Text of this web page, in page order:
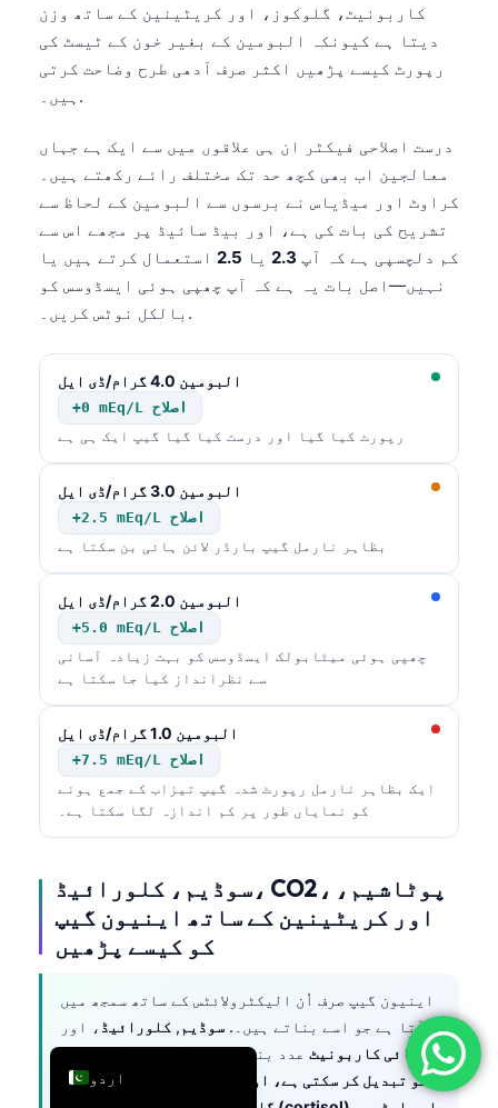
کاربونیٹ، گلوکوز، اور کریٹینین کے ساتھ وزن
دیتا ہے کیونکہ البومین کے بغیر خون کے ٹیسٹ کی
رپورٹ کیسے پڑھیں اکثر صرف آدھی طرح وضاحت کرتی
ہیں۔.
درست اصلاحی فیکٹر ان ہی علاقوں میں سے ایک ہے جہاں
معالجین اب بھی کچھ حد تک مختلف رائے رکھتے ہیں۔
کراوٹ اور میڈیاس نے برسوں سے البومین کے لحاظ سے
تشریح کی بات کی ہے، اور بیڈ سائیڈ پر مجھے اس سے
کم دلچسپی ہے کہ آپ 2.3 یا 2.5 استعمال کرتے ہیں یا
نہیں—اصل بات یہ ہے کہ آپ چھپی ہوئی ایسڈوسس کو
بالکل نوٹس کریں۔.
البومین 4.0 گرام/ڈی ایل
+0 mEq/L اصلاح
رپورٹ کیا گیا اور درست کیا گیا گیپ ایک ہی ہے
البومین 3.0 گرام/ڈی ایل
+2.5 mEq/L اصلاح
بظاہر نارمل گیپ بارڈر لائن ہائی بن سکتا ہے
البومین 2.0 گرام/ڈی ایل
+5.0 mEq/L اصلاح
چھپی ہوئی میٹابولک ایسڈوسس کو بہت زیادہ آسانی
سے نظرانداز کیا جا سکتا ہے
البومین 1.0 گرام/ڈی ایل
+7.5 mEq/L اصلاح
ایک بظاہر نارمل رپورٹ شدہ گیپ تیزاب کے جمع ہونے
کو نمایاں طور پر کم اندازہ لگا سکتا ہے۔
سوڈیم، کلورائیڈ، CO2، پوٹاشیم،
اور کریٹینین کے ساتھ اینیون گیپ
کو کیسے پڑھیں
اینیون گیپ صرف اُن الیکٹرولائٹس کے ساتھ سمجھ میں
آتا ہے جو اسے بناتے ہیں۔. سوڈیم, کلورائیڈ ، اور
CO2/بائی کاربونیٹ عدد بنائیں، جبکہپوٹاشیم,
گلوکوز (glucose) کو تبدیل کر سکتی ہے، اور کیفین
اردو
English
Deutsch
Français
עִבְרִית
Español
Português
Ελληνικά
Türkçe
Română
简体中文
فارسی
Dansk
Nederlands
Bahasa Indonesia
Հայերեն
Српски језик
Svenska
Bosanski
Azərbaycan dili
Eesti
ქართული
Русский